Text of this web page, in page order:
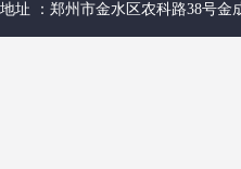
地址 ：郑州市金水区农科路38号金